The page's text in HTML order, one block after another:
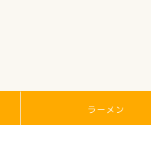
ラーメン